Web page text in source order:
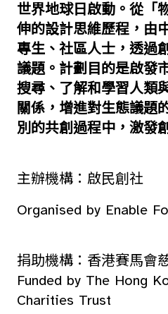
世界地球日啟動。從「
伸的設計思維歷程，由
專生、社區人士，透過
議題。計劃目的是啟發
搜尋、了解和學習人類
關係，增進對生態議題
別的共創過程中，激發
主辦機構：啟民創社
Organised by Enable
捐助機構：香港賽馬會
Funded by The Hong
Charities Trust